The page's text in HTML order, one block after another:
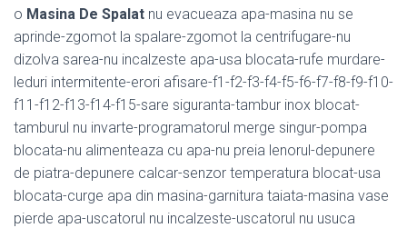
o Masina De Spalat nu evacueaza apa-masina nu se
aprinde-zgomot la spalare-zgomot la centrifugare-nu
dizolva sarea-nu incalzeste apa-usa blocata-rufe murdare-
leduri intermitente-erori afisare-f1-f2-f3-f4-f5-f6-f7-f8-f9-f10-
f11-f12-f13-f14-f15-sare siguranta-tambur inox blocat-
tamburul nu invarte-programatorul merge singur-pompa
blocata-nu alimenteaza cu apa-nu preia lenorul-depunere
de piatra-depunere calcar-senzor temperatura blocat-usa
blocata-curge apa din masina-garnitura taiata-masina vase
pierde apa-uscatorul nu incalzeste-uscatorul nu usuca